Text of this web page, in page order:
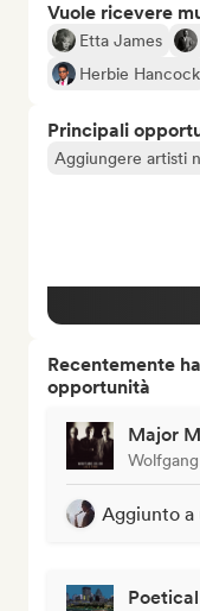
Vuole ricevere
Etta James
Herbie Hancock
Principali
Aggiungere artisti
Recentemente
opportunità
Major
Aggiunto a